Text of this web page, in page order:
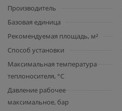
Производитель
Базовая единица
Рекомендуемая площадь, м²
Способ установки
Максимальная температура
теплоносителя, °C
Давление рабочее
максимальное, бар